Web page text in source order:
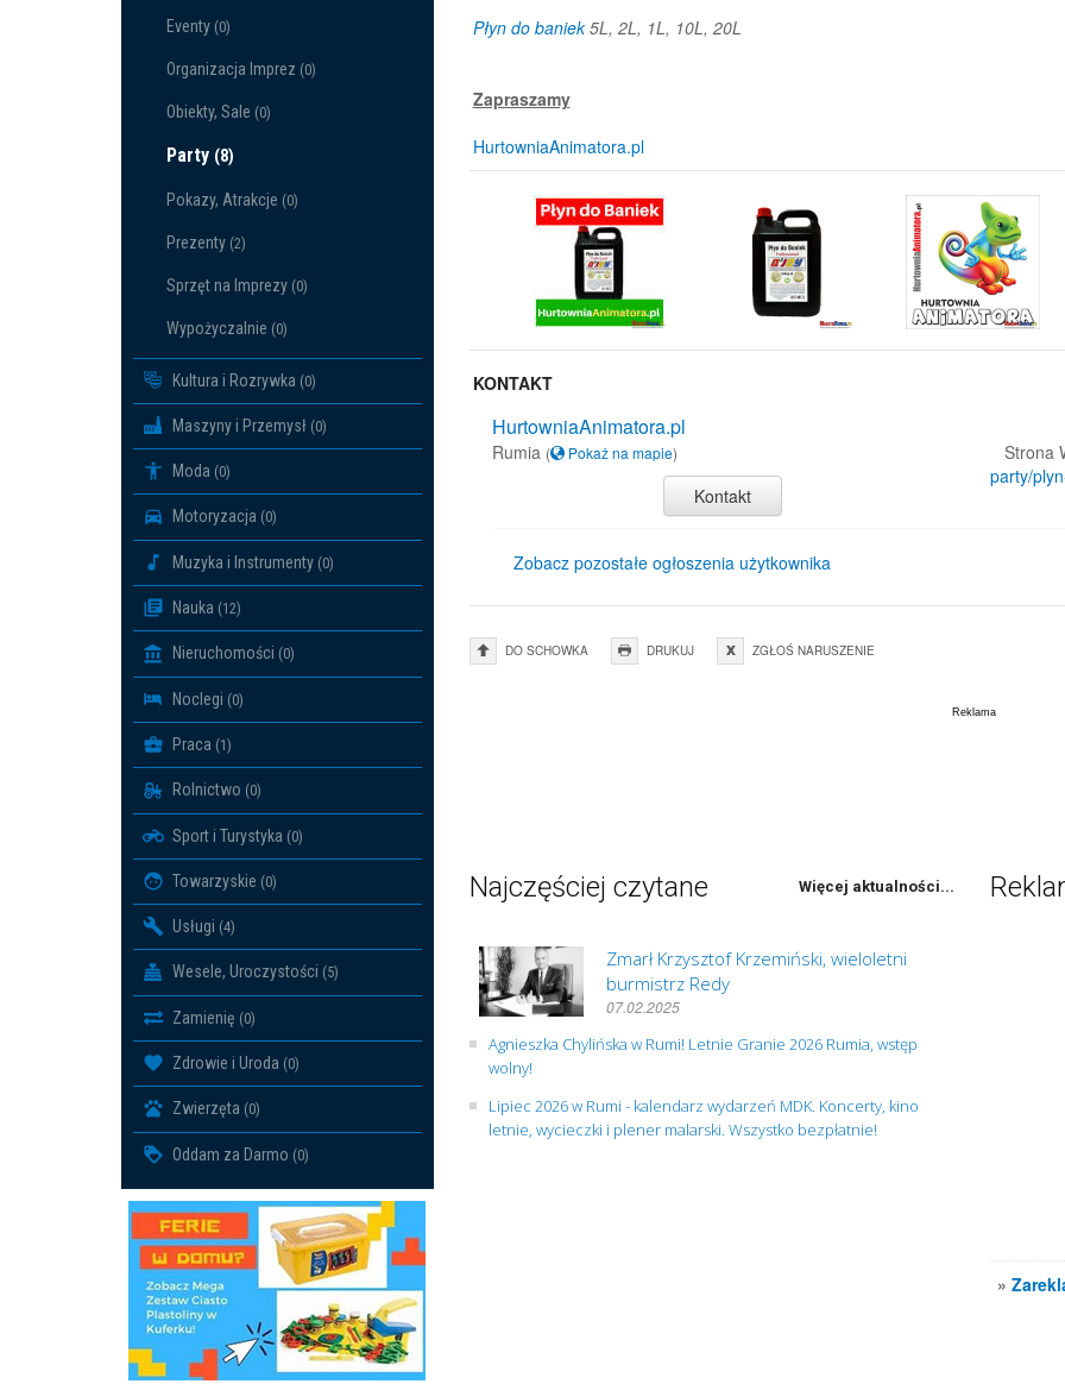
Eventy (0)
Organizacja Imprez (0)
Obiekty, Sale (0)
Party (8)
Pokazy, Atrakcje (0)
Prezenty (2)
Sprzęt na Imprezy (0)
Wypożyczalnie (0)
Kultura i Rozrywka (0)
Maszyny i Przemysł (0)
Moda (0)
Motoryzacja (0)
Muzyka i Instrumenty (0)
Nauka (12)
Nieruchomości (0)
Noclegi (0)
Praca (1)
Rolnictwo (0)
Sport i Turystyka (0)
Towarzyskie (0)
Usługi (4)
Wesele, Uroczystości (5)
Zamienię (0)
Zdrowie i Uroda (0)
Zwierzęta (0)
Oddam za Darmo (0)
Płyn do baniek5L, 2L, 1L, 10L, 20L
Zapraszamy
HurtowniaAnimatora.pl
KONTAKT
HurtowniaAnimatora.pl
Rumia ( Pokaż na mapie)
Kontakt
Strona
party/
Zobacz pozostałe ogłoszenia użytkownika
DO SCHOWKA DRUKUJ ZGŁOŚ NARUSZENIE
Najczęściej czytane Więcej aktualności...
Zmarł Krzysztof Krzemiński, wieloletni
burmistrz Redy
07.02.2025
Agnieszka Chylińska w Rumi! Letnie Granie 2026 Rumia, wstęp
wolny!
Lipiec 2026 w Rumi - kalendarz wydarzeń MDK. Koncerty, kino
letnie, wycieczki i plener malarski. Wszystko bezpłatnie!
»